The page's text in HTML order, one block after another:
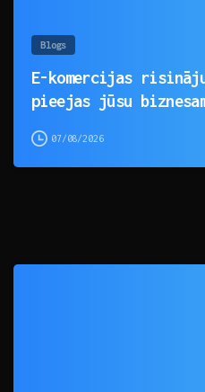
Blogs
E-komercijas
pieejas jūsu
07/08/2026